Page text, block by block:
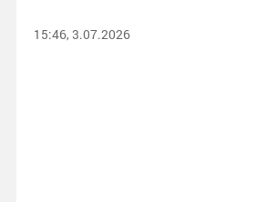
15:46, 3.07.2026